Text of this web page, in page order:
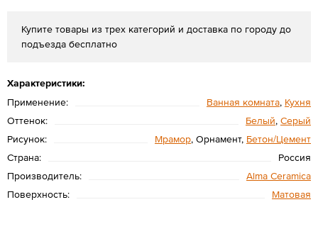
Купите товары из трех категорий и доставка по городу до
подъезда бесплатно
Характеристики:
Применение:
Ванная комната, Кухня
Оттенок:
Белый, Серый
Рисунок:
Мрамор, Орнамент, Бетон/Цемент
Страна:
Россия
Производитель:
Alma Ceramica
Поверхность:
Матовая